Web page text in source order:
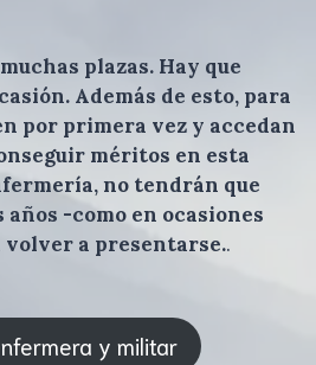
plazas. Hay que
Además de esto, para
por primera vez y accedan
méritos en esta
no tendrán que
-como en ocasiones
a presentarse..
y militar